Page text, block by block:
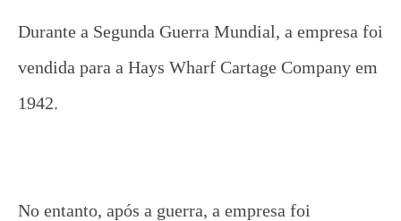
Durante a Segunda Guerra Mundial, a empresa foi
vendida para a Hays Wharf Cartage Company em
1942.
No entanto, após a guerra, a empresa foi